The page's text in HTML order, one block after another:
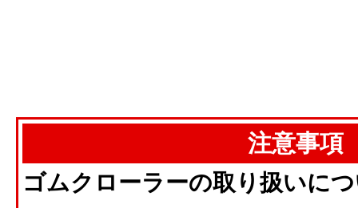
注意事項
ゴムクローラーの取り扱いに